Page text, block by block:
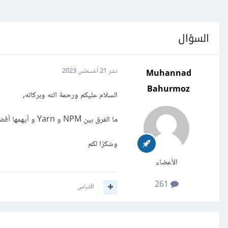
السؤال
Muhannad
Bahurmoz
الأعضاء
نشر 21 أغسطس 2023
السلام عليكم ورحمة الله وبركاته,
ما الفرق بين NPM و Yarn و أيهمها أفضل ؟
وشكرًا لكم
اقتباس